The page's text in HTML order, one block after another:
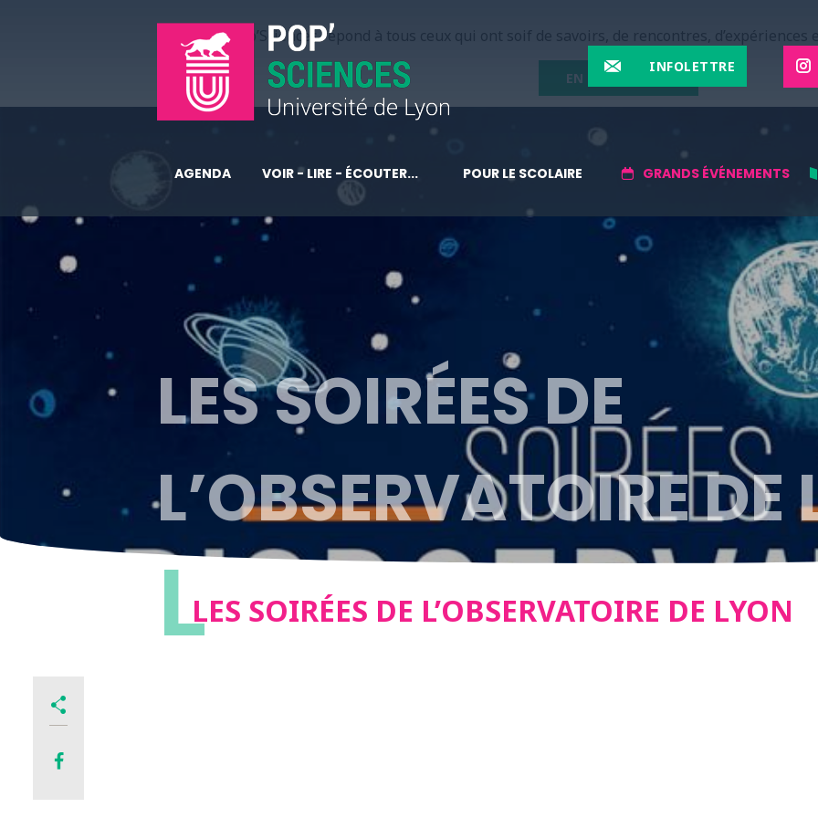
Pop’Sciences répond à tous ceux qui ont soif de savoirs, de rencontres, d’expériences
EN SAVOIR PLUS
INFOLETTRE
AGENDA VOIR - LIRE - ÉCOUTER... POUR LE SCOLAIRE GRANDS ÉVÉNEMENTS
LES SOIRÉES DE
L’OBSERVATOIRE DE
LLES SOIRÉES DE L’OBSERVATOIRE DE LYON